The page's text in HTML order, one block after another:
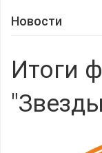
Новости
Итоги